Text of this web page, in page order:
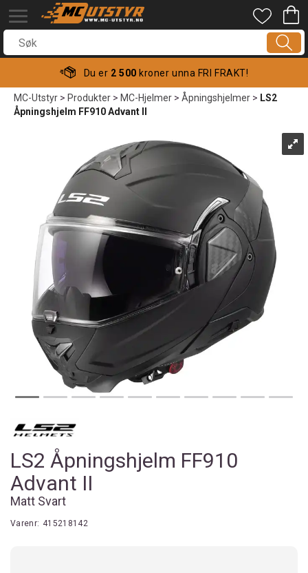
Du er 2 500 kroner unna FRI FRAKT!
MC-Utstyr>Produkter>MC-Hjelmer>Åpningshjelmer> LS2
Åpningshjelm FF910 Advant II
LS2 Åpningshjelm FF910
Advant II
Matt Svart
Varenr: 415218142